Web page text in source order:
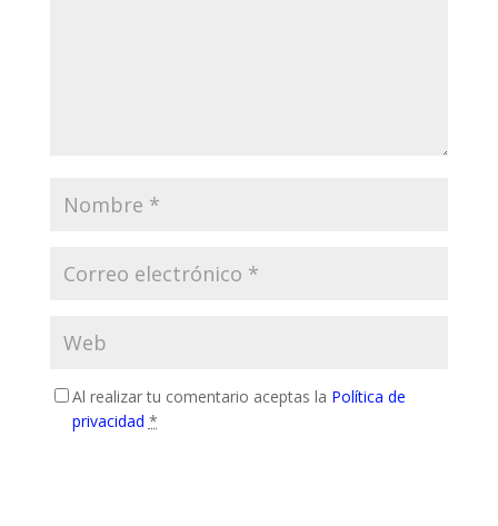
Al realizar tu comentario aceptas la Política de
privacidad *